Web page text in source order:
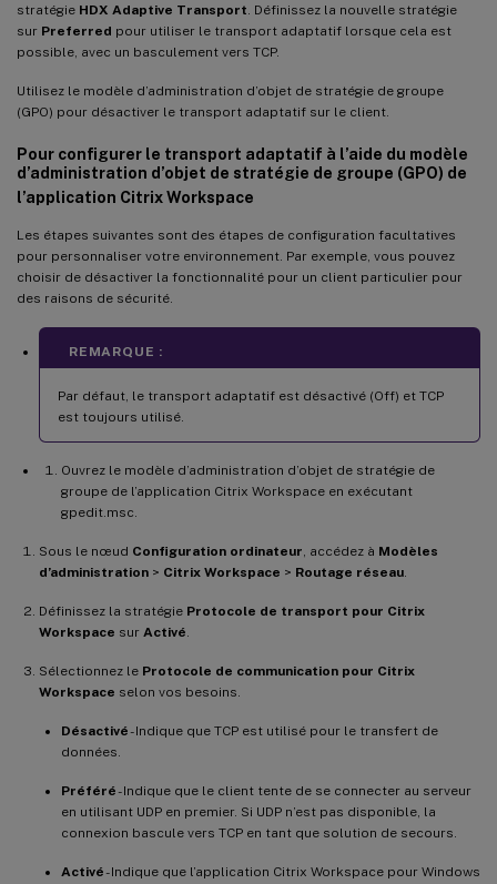
stratégie HDX Adaptive Transport. Définissez la nouvelle stratégie
sur Preferred pour utiliser le transport adaptatif lorsque cela est
possible, avec un basculement vers TCP.
Utilisez le modèle d’administration d’objet de stratégie de groupe
(GPO) pour désactiver le transport adaptatif sur le client.
Pour configurer le transport adaptatif à l’aide du modèle
d’administration d’objet de stratégie de groupe (GPO) de
l’application Citrix Workspace
Les étapes suivantes sont des étapes de configuration facultatives
pour personnaliser votre environnement. Par exemple, vous pouvez
choisir de désactiver la fonctionnalité pour un client particulier pour
des raisons de sécurité.
REMARQUE :
Par défaut, le transport adaptatif est désactivé (Off) et TCP
est toujours utilisé.
Ouvrez le modèle d’administration d’objet de stratégie de
groupe de l’application Citrix Workspace en exécutant
gpedit.msc.
Sous le nœud Configuration ordinateur, accédez à Modèles
d’administration > Citrix Workspace > Routage réseau.
Définissez la stratégie Protocole de transport pour Citrix
Workspace sur Activé.
Sélectionnez le Protocole de communication pour Citrix
Workspace selon vos besoins.
Désactivé- Indique que TCP est utilisé pour le transfert de
données.
Préféré- Indique que le client tente de se connecter au serveur
en utilisant UDP en premier. Si UDP n’est pas disponible, la
connexion bascule vers TCP en tant que solution de secours.
Activé- Indique que l’application Citrix Workspace pour Windows